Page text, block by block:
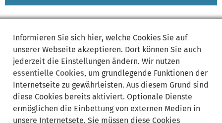
Synonyme:
Antrag auf NeubauBauabnahmeBauabnahme Bayern
Bauantragbauantrag bayernBauberatung
Bauen beantragenBauerlaubnisBaugenehmigung
Informieren Sie sich hier, welche Cookies Sie auf
unserer Webseite akzeptieren. Dort können Sie auch
jederzeit die Einstellungen ändern. Wir nutzen
essentielle Cookies, um grundlegende Funktionen der
Internetseite zu gewährleisten. Aus diesem Grund sind
diese Cookies bereits aktiviert. Optionale Dienste
ermöglichen die Einbettung von externen Medien in
unsere Internetsete. Sie müssen diese Cookies